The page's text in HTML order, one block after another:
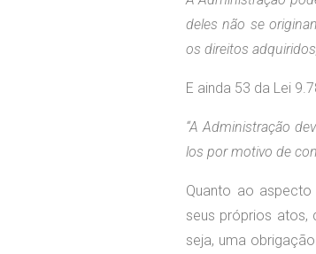
deles não se
os direitos
E ainda 53 da Lei
“A Administração
los por motivo de
Quanto ao
seus próprios atos,
seja, uma